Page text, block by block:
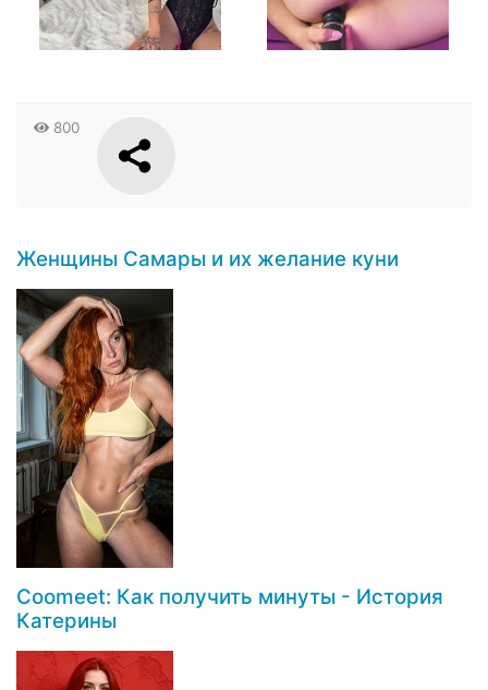
800
Женщины Самары и их желание куни
Coomeet: Как получить минуты - История
Катерины